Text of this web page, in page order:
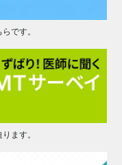
です。
ます。